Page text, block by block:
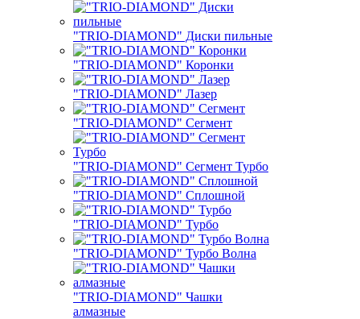
"TRIO-DIAMOND" Диски пильные
"TRIO-DIAMOND" Коронки
"TRIO-DIAMOND" Лазер
"TRIO-DIAMOND" Сегмент
"TRIO-DIAMOND" Сегмент Турбо
"TRIO-DIAMOND" Сплошной
"TRIO-DIAMOND" Турбо
"TRIO-DIAMOND" Турбо Волна
"TRIO-DIAMOND" Чашки
алмазные